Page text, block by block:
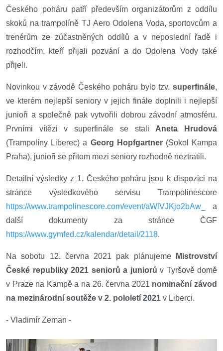
Českého poháru patří především organizátorům z oddílu
skoků na trampolíně TJ Aero Odolena Voda, sportovcům a
trenérům ze zúčastněných oddílů a v neposlední řadě i
rozhodčím, kteří přijali pozvání a do Odolena Vody také
přijeli.
Novinkou v závodě Českého poháru bylo tzv. superfinále,
ve kterém nejlepší seniory v jejich finále doplnili i nejlepší
junioři a společně pak vytvořili dobrou závodní atmosféru.
Prvními vítězi v superfinále se stali Aneta Hrudová
(Trampolíny Liberec) a Georg Hopfgartner(Sokol Kampa
Praha), junioři se přitom mezi seniory rozhodně neztratili.
Detailní výsledky z 1. Českého poháru jsou k dispozici na
stránce výsledkového servisu Trampolinescore
https://www.trampolinescore.com/event/aWlVJKjo2bAw_
a
další dokumenty za stránce ČGF
https://www.gymfed.cz/kalendar/detail/2118.
Na sobotu 12. června 2021 pak plánujeme
Mistrovství
České republiky 2021 seniorů a juniorů v Tyršově domě
v Praze na Kampě a na 26. června 2021 nominační závod
na mezinárodní soutěže v 2. pololetí 2021 v Liberci.
- Vladimír Zeman -